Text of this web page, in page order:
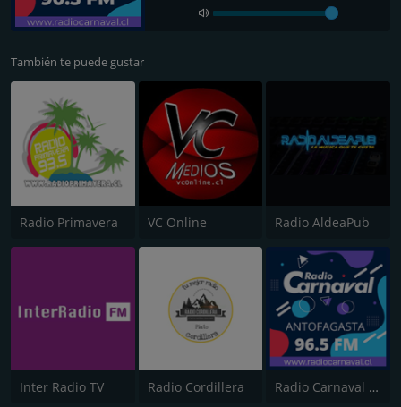
También te puede gustar
Radio Primavera VC Online Radio AldeaPub
Inter Radio TV Radio Cordillera Radio Carnaval Antofagasta